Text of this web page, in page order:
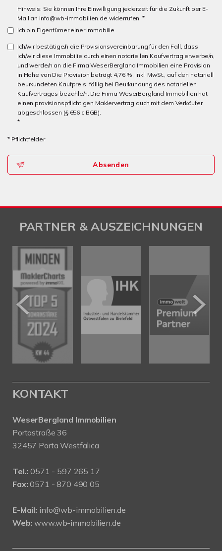
Hinweis: Sie können Ihre Einwilligung jederzeit für die Zukunft per E-
Mail an info@wb-immobilien.de widerrufen. *
Ich bin Eigentümer einer Immobilie.
Ich/wir bestätige/n die Provisionsvereinbarung für den Fall, dass
ich/wir diese Immobilie durch einen notariellen Kaufvertrag erwerbe/n,
und werde/n an die Firma WeserBergland Immobilien eine Provision
in Höhe von Die Provision beträgt 4,76 %, inkl. MwSt., auf den notariell
beurkundeten Kaufpreis. fällig bei Beurkundung des notariellen
Kaufvertrages bezahle/n. Die Firma WeserBergland Immobilien hat
einen provisionspflichtigen Maklervertrag auch mit dem Verkäufer
abgeschlossen (§ 656 c BGB).
*
* Pflichtfelder
Absenden
PARTNER & AUSZEICHNUNGEN
KONTAKT
WeserBergland Immobilien
Portastraße 36
32457 Porta Westfalica
Tel.: 0571 - 597 265 17
Fax: 0571 - 870 490 05
E-Mail: info@wb-immobilien.de
Web: www.wb-immobilien.de